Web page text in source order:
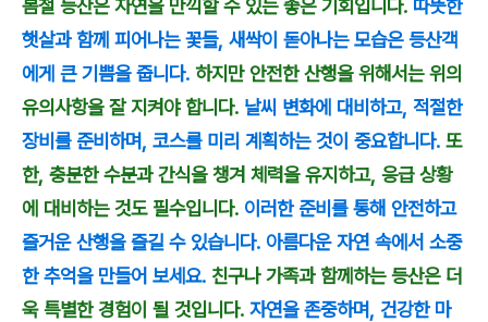
봄철 등산은 자연을 만끽할 수 있는 좋은 기회입니다. 따뜻한
햇살과 함께 피어나는 꽃들, 새싹이 돋아나는 모습은 등산객
에게 큰 기쁨을 줍니다. 하지만 안전한 산행을 위해서는 위의
유의사항을 잘 지켜야 합니다. 날씨 변화에 대비하고, 적절한
장비를 준비하며, 코스를 미리 계획하는 것이 중요합니다. 또
한, 충분한 수분과 간식을 챙겨 체력을 유지하고, 응급 상황
에 대비하는 것도 필수입니다. 이러한 준비를 통해 안전하고
즐거운 산행을 즐길 수 있습니다. 아름다운 자연 속에서 소중
한 추억을 만들어 보세요. 친구나 가족과 함께하는 등산은 더
욱 특별한 경험이 될 것입니다. 자연을 존중하며, 건강한 마